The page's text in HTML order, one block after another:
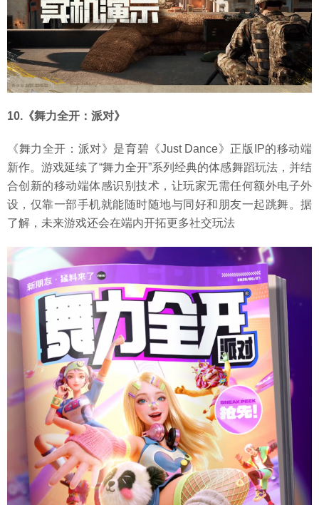
10.《舞力全开：派对》
《舞力全开：派对》是育碧《Just Dance》正版IP的移动端
新作。游戏延续了“舞力全开”系列经典的体感舞蹈玩法，并结
合创新的移动端体感识别技术，让玩家无需任何额外电子外
设，仅靠一部手机就能随时随地与同好和朋友一起跳舞。据
了解，未来游戏还会在端内开拓更多社交玩法